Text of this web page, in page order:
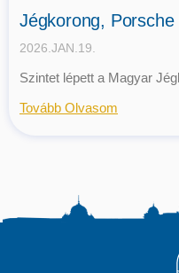
Jégkorong,
2026.JAN.19.
Szintet lépett a Magyar
Tovább Olvasom